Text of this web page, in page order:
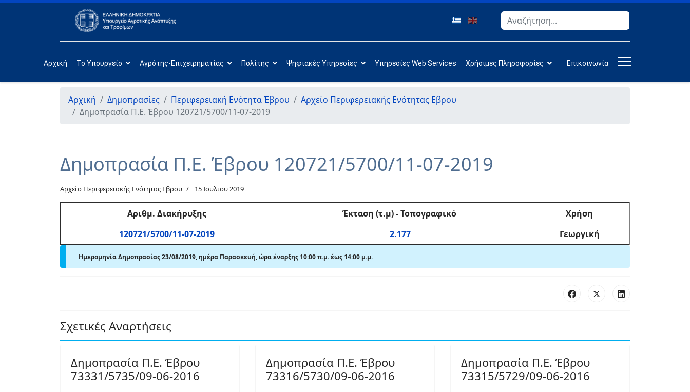
Αναζήτηση
Αρχική Το Υπουργείο Αγρότης-Επιχειρηματίας Πολίτης Ψηφιακές Υπηρεσίες Υπηρεσίες Web Services Χρήσιμες Πληροφορίες Επικοινωνία
Αρχική Δημοπρασίες Περιφερειακή Ενότητα Έβρου
Αρχείο Περιφερειακής Ενότητας Εβρου
Δημοπρασία Π.Ε. Έβρου 120721/5700/11-07-2019
Δημοπρασία Π.Ε. Έβρου 120721/5700/11-07-2019
Αρχείο Περιφερειακής Ενότητας Εβρου 15 Ιουλιου 2019
Αριθμ. Διακήρυξης Έκταση (τ.μ) -Τοπογραφικό
Χρήση
120721/5700/11-07-2019
2.177 Γεωργική
Ημερομηνία Δημοπρασίας 23/08/2019, ημέρα Παρασκευή,ώρα έναρξης 10:00 π.μ. έως 14:00 μ.μ.
Σχετικές Αναρτήσεις
Δημοπρασία Π.Ε. Έβρου
73331/5735/09-06-2016
Δημοπρασία Π.Ε. Έβρου
73316/5730/09-06-2016
Δημοπρασία Π.Ε. Έβρου
73315/5729/09-06-2016